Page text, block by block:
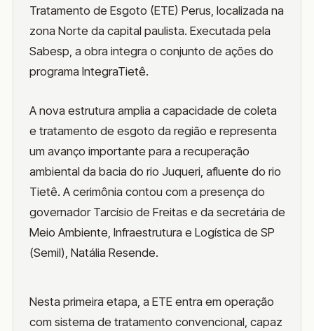
Tratamento de Esgoto (ETE) Perus, localizada na
zona Norte da capital paulista. Executada pela
Sabesp, a obra integra o conjunto de ações do
programa IntegraTietê.
A nova estrutura amplia a capacidade de coleta
e tratamento de esgoto da região e representa
um avanço importante para a recuperação
ambiental da bacia do rio Juqueri, afluente do rio
Tietê. A cerimônia contou com a presença do
governador Tarcísio de Freitas e da secretária de
Meio Ambiente, Infraestrutura e Logística de SP
(Semil), Natália Resende.
Nesta primeira etapa, a ETE entra em operação
com sistema de tratamento convencional, capaz